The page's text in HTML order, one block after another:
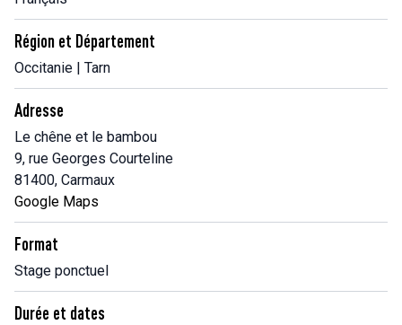
Région et Département
Occitanie | Tarn
Adresse
Le chêne et le bambou
9, rue Georges Courteline
81400, Carmaux
Google Maps
Format
Stage ponctuel
Durée et dates